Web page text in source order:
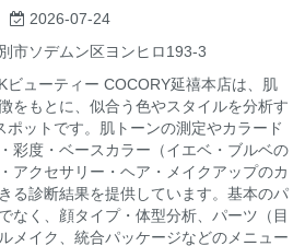
2026-07-24
市ソデムン区ヨンヒロ193-3
ビューティー COCORY延禧本店は、肌
をもとに、似合う色やスタイルを分析す
ポットです。肌トーンの測定やカラード
彩度・ベースカラー（イエベ・ブルベの
アクセサリー・ヘア・メイクアップのカ
る診断結果を提供しています。基本のパ
なく、顔タイプ・体型分析、パーツ（目
メイク、統合パッケージなどのメニュー